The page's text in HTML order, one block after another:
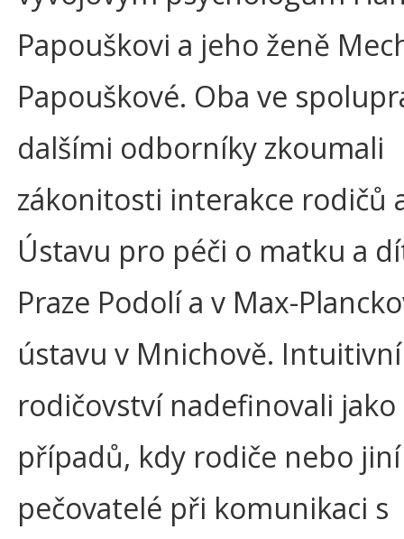
Papouškovi a jeho ženě
Papouškové. Oba ve
dalšími odborníky zkoumali
zákonitosti interakce rodičů
Ústavu pro péči o matku a
Praze Podolí a v Max-
ústavu v Mnichově. Intuitivní
rodičovství nadefinovali
případů, kdy rodiče nebo jiní
pečovatelé při komunikaci s